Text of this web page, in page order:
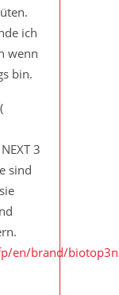
ich
wenn
bin.
3
sind
en/brand/